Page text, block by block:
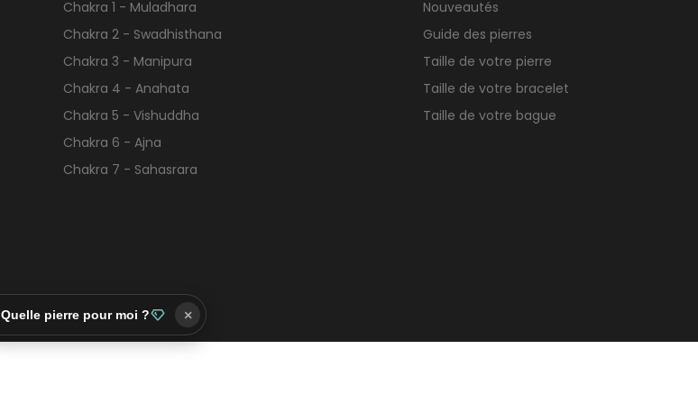
Chakra 1 - Muladhara
Chakra 2 - Swadhisthana
Chakra 3 - Manipura
Chakra 4 - Anahata
Chakra 5 - Vishuddha
Chakra 6 - Ajna
Chakra 7 - Sahasrara
Nouveautés
Guide des pierres
Taille de votre pierre
Taille de votre bracelet
Taille de votre bague
Quelle pierre pour moi ? ×